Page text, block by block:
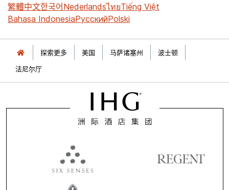
繁體中文한국어NederlandsไทยTiếng Việt
Bahasa IndonesiaРусскийPolski
探索更多 美国 马萨诸塞州
波士顿
法尼尔厅